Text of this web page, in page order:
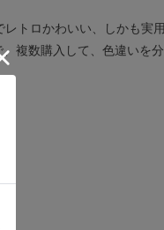
トロかわいい、しかも実
複数購入して、色違いを